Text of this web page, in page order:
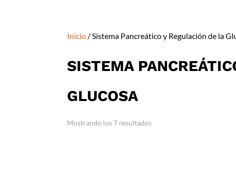
Inicio / Sistema Pancreático y Regulación de la
SISTEMA
GLUCOSA
Mostrando los 7 resultados